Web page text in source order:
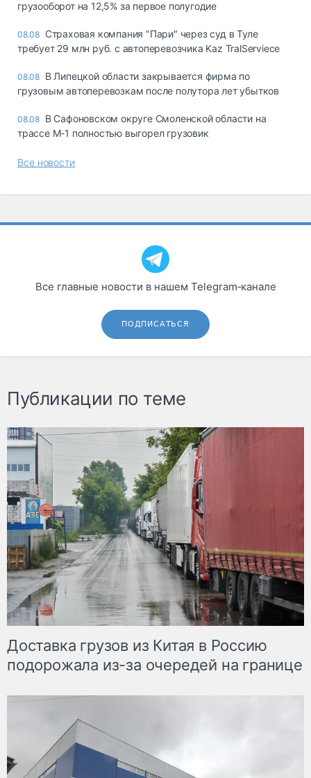
грузооборот на 12,5% за первое полугодие
08.08 Страховая компания "Пари" через суд в Туле
требует 29 млн руб. с автоперевозчика Kaz TralServiece
08.08 В Липецкой области закрывается фирма по
грузовым автоперевозкам после полутора лет убытков
08.08 В Сафоновском округе Смоленской области на
трассе М-1 полностью выгорел грузовик
Все новости
Все главные новости в нашем Telegram‑канале
ПОДПИСАТЬСЯ
Публикации по теме
Доставка грузов из Китая в Россию
подорожала из-за очередей на границе